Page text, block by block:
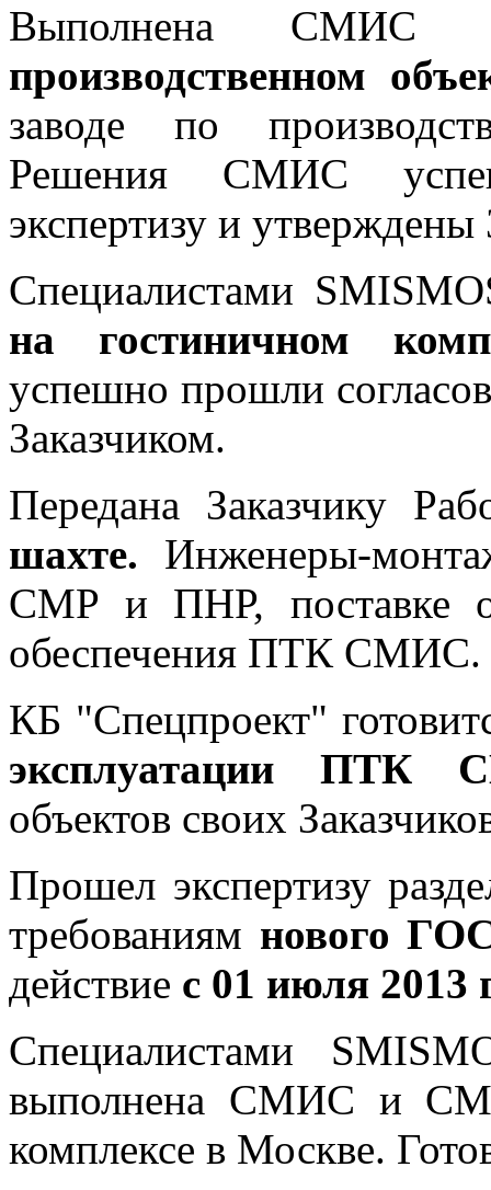
Выполнена
производственном
заводе по
Решения СМИС
экспертизу и утверждены
Специалистами
на гостиничном
успешно прошли
Заказчиком.
Передана Заказчику
шахте. Инженеры-
СМР и ПНР, поставке
обеспечения ПТК СМИС.
КБ "Спецпроект"
эксплуатации ПТК
объектов своих
Прошел экспертизу
требованиям нового
действие с 01 июля 2013
Специалистами
выполнена СМИС и
комплексе в Москве.